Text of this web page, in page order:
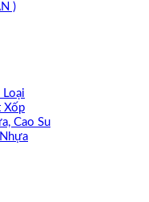
)
Xốp
Cao Su